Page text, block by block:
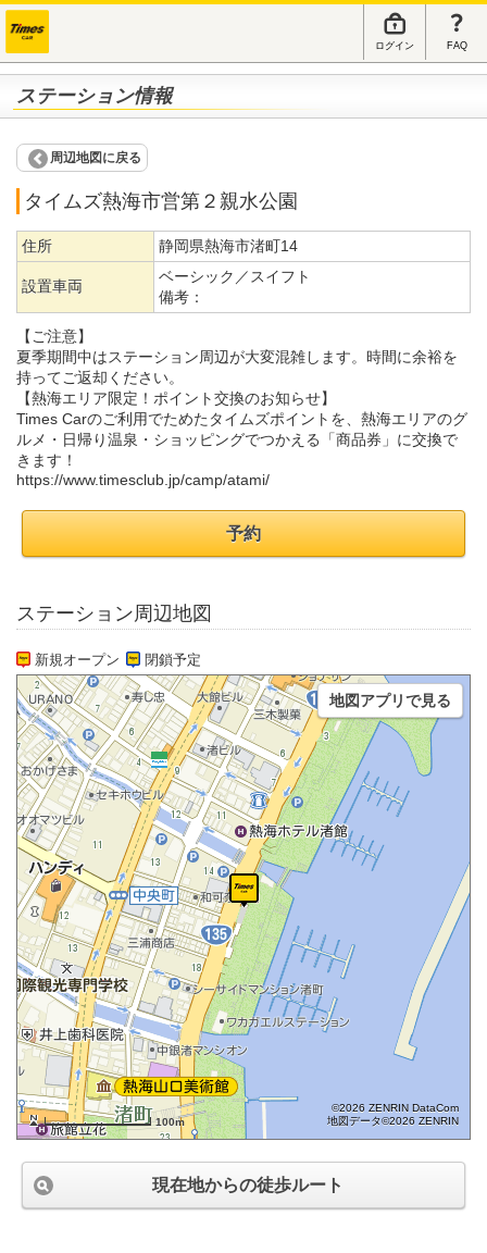
ログイン FAQ
ステーション情報
周辺地図に戻る
タイムズ熱海市営第２親水公園
住所 静岡県熱海市渚町14
設置車両
ベーシック／スイフト
備考：
【ご注意】
夏季期間中はステーション周辺が大変混雑します。時間に余裕を
持ってご返却ください。
【熱海エリア限定！ポイント交換のお知らせ】
Times Carのご利用でためたタイムズポイントを、熱海エリアのグ
ルメ・日帰り温泉・ショッピングでつかえる「商品券」に交換で
きます！
https://www.timesclub.jp/camp/atami/
予約
ステーション周辺地図
新規オープン 閉鎖予定
100m
©2026 ZENRIN DataCom
地図データ©2026 ZENRIN
地図アプリで見る
現在地からの徒歩ルート